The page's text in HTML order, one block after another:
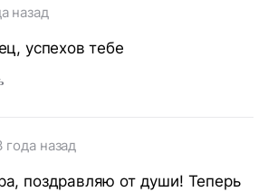
назад
успехов тебе
года назад
поздравляю от души! Теперь